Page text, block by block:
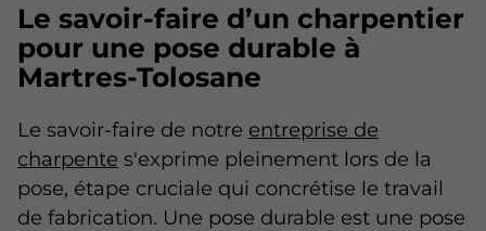
Le savoir-faire d’un charpentier
pour une pose durable à
Martres-Tolosane
Le savoir-faire de notre entreprise de
charpente s'exprime pleinement lors de la
pose, étape cruciale qui concrétise le travail
de fabrication. Une pose durable est une pose